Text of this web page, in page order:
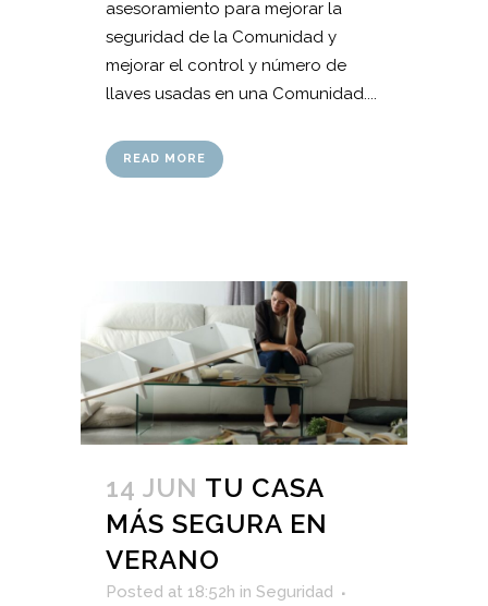
asesoramiento para mejorar la
seguridad de la Comunidad y
mejorar el control y número de
llaves usadas en una Comunidad....
READ MORE
14 JUN TU CASA
MÁS SEGURA EN
VERANO
Posted at 18:52h in Seguridad